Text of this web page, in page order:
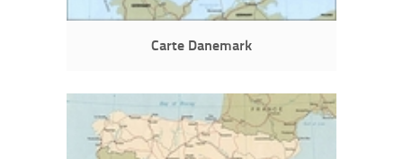
Carte Danemark